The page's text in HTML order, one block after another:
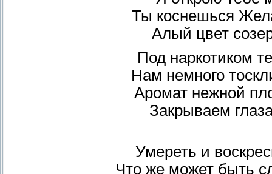
Ты коснешься
Алый цвет
Под наркотиком
Нам немного
Аромат нежной
Закрываем
Умереть и
Что же может быть